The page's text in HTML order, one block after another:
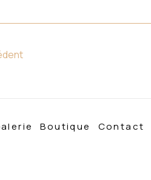
Boutique Contact